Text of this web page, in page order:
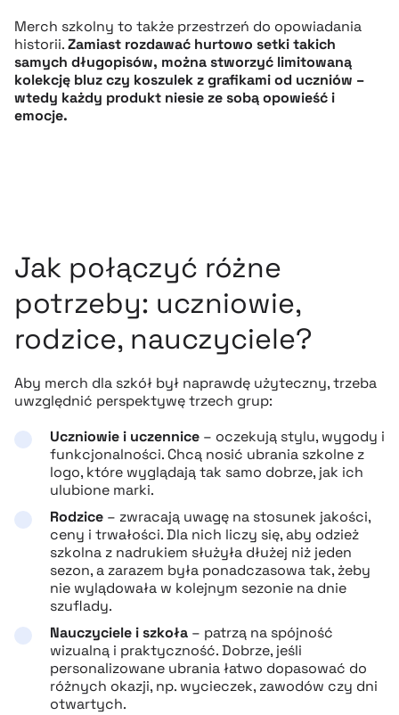
Merch szkolny to także przestrzeń do opowiadania
historii.Zamiast rozdawać hurtowo setki takich
samych długopisów, można stworzyć limitowaną
kolekcję bluz czy koszulek z grafikami od uczniów –
wtedy każdy produkt niesie ze sobą opowieść i
emocje.
Jak połączyć różne
potrzeby: uczniowie,
rodzice, nauczyciele?
Aby merch dla szkół był naprawdę użyteczny, trzeba
uwzględnić perspektywę trzech grup:
Uczniowie i uczennice – oczekują stylu, wygody i
funkcjonalności. Chcą nosić ubrania szkolne z
logo, które wyglądają tak samo dobrze, jak ich
ulubione marki.
Rodzice – zwracają uwagę na stosunek jakości,
ceny i trwałości. Dla nich liczy się, aby odzież
szkolna z nadrukiem służyła dłużej niż jeden
sezon, a zarazem była ponadczasowa tak, żeby
nie wylądowała w kolejnym sezonie na dnie
szuflady.
Nauczyciele i szkoła – patrzą na spójność
wizualną i praktyczność. Dobrze, jeśli
personalizowane ubrania łatwo dopasować do
różnych okazji, np. wycieczek, zawodów czy dni
otwartych.